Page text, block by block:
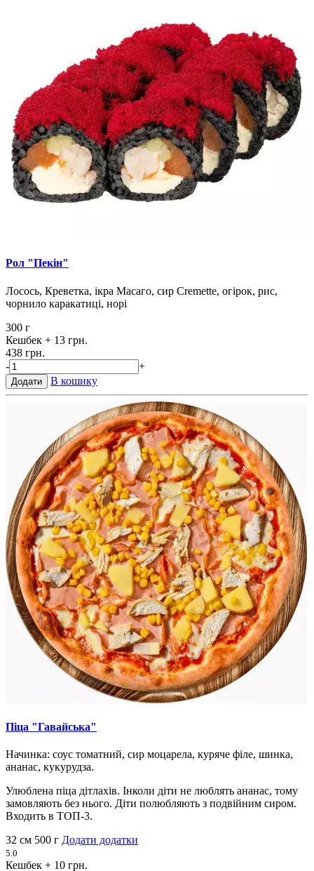
Рол "Пекін"
Лосось, Креветка, ікра Масаго, сир Cremette, огірок, рис,
чорнило каракатиці, норі
300 г
Кешбек + 13 грн.
438 грн.
-
+
Додати В кошику
Піца "Гавайська"
Начинка: соус томатний, сир моцарела, куряче філе, шинка,
ананас, кукурудза.
Улюблена піца дітлахів. Інколи діти не люблять ананас, тому
замовляють без нього. Діти полюбляють з подвійним сиром.
Входить в ТОП-3.
32 см 500 г Додати додатки
5.0
Кешбек + 10 грн.